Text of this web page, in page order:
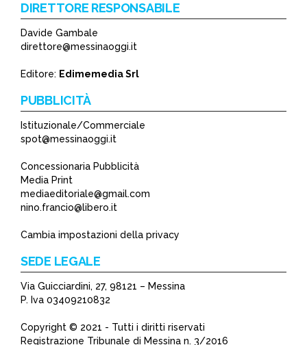
DIRETTORE RESPONSABILE
Davide Gambale
direttore@messinaoggi.it
Editore: Edimemedia Srl
PUBBLICITÀ
Istituzionale/Commerciale
spot@messinaoggi.it
Concessionaria Pubblicità
Media Print
mediaeditoriale@gmail.com
nino.francio@libero.it
Cambia impostazioni della privacy
SEDE LEGALE
Via Guicciardini, 27, 98121 – Messina
P. Iva 03409210832
Copyright © 2021 - Tutti i diritti riservati
Registrazione Tribunale di Messina n. 3/2016